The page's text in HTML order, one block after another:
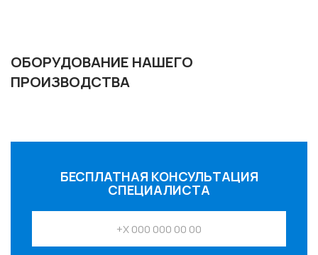
ОБОРУДОВАНИЕ НАШЕГО
ПРОИЗВОДСТВА
БЕСПЛАТНАЯ КОНСУЛЬТАЦИЯ
СПЕЦИАЛИСТА